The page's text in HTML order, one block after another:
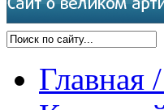
Главная